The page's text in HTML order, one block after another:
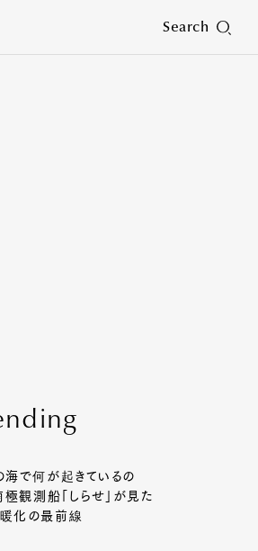
Search
海で何が起きているの
観測船「しらせ」が見た
化の最前線